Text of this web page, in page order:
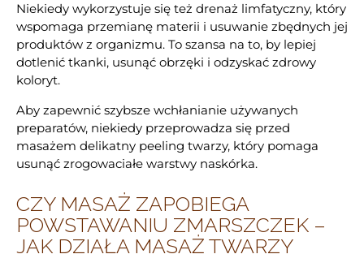
Niekiedy wykorzystuje się też drenaż limfatyczny, który
wspomaga przemianę materii i usuwanie zbędnych jej
produktów z organizmu. To szansa na to, by lepiej
dotlenić tkanki, usunąć obrzęki i odzyskać zdrowy
koloryt.
Aby zapewnić szybsze wchłanianie używanych
preparatów, niekiedy przeprowadza się przed
masażem delikatny peeling twarzy, który pomaga
usunąć zrogowaciałe warstwy naskórka.
CZY MASAŻ ZAPOBIEGA
POWSTAWANIU ZMARSZCZEK –
JAK DZIAŁA MASAŻ TWARZY